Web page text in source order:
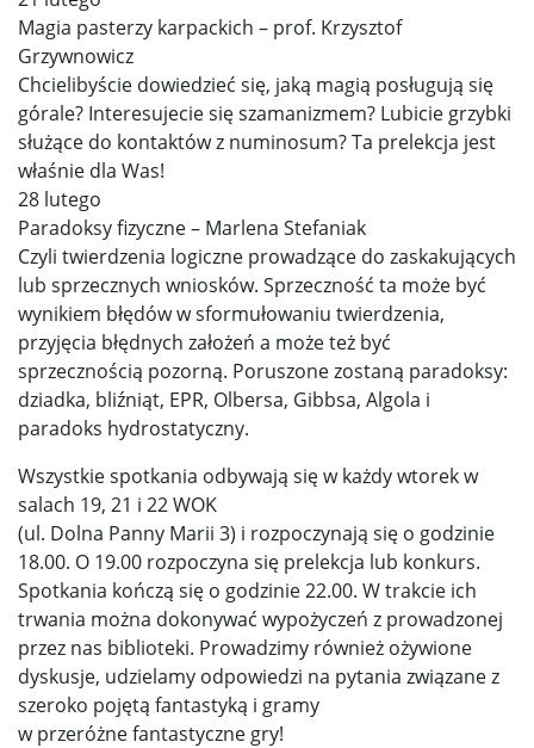
Magia pasterzy karpackich – prof. Krzysztof
Grzywnowicz
Chcielibyście dowiedzieć się, jaką magią posługują się
górale? Interesujecie się szamanizmem? Lubicie grzybki
służące do kontaktów z numinosum? Ta prelekcja jest
właśnie dla Was!
28 lutego
Paradoksy fizyczne – Marlena Stefaniak
Czyli twierdzenia logiczne prowadzące do zaskakujących
lub sprzecznych wniosków. Sprzeczność ta może być
wynikiem błędów w sformułowaniu twierdzenia,
przyjęcia błędnych założeń a może też być
sprzecznością pozorną. Poruszone zostaną paradoksy:
dziadka, bliźniąt, EPR, Olbersa, Gibbsa, Algola i
paradoks hydrostatyczny.
Wszystkie spotkania odbywają się w każdy wtorek w
salach 19, 21 i 22 WOK
(ul. Dolna Panny Marii 3) i rozpoczynają się o godzinie
18.00. O 19.00 rozpoczyna się prelekcja lub konkurs.
Spotkania kończą się o godzinie 22.00. W trakcie ich
trwania można dokonywać wypożyczeń z prowadzonej
przez nas biblioteki. Prowadzimy również ożywione
dyskusje, udzielamy odpowiedzi na pytania związane z
szeroko pojętą fantastyką i gramy
w przeróżne fantastyczne gry!